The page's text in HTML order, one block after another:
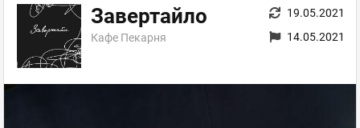
Завертайло
Кафе Пекарня
19.05.2021
14.05.2021